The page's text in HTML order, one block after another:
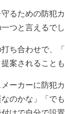
るための防犯
つと言えるでし
ち合わせで、
案されることも
ーカーに防犯
のかな」「で